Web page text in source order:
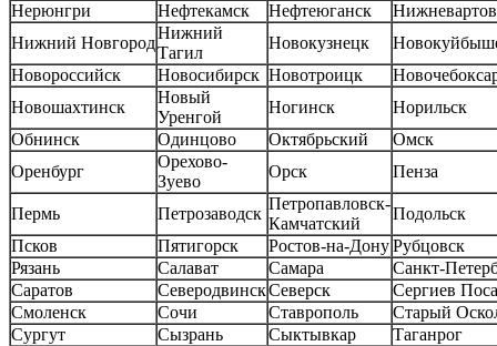
Нерюнгри
Нефтекамск Нефтеюганск
Нижний Новгород
Нижний
Тагил
Новокузнецк
Новороссийск
Новосибирск Новотроицк
Новошахтинск
Новый
Уренгой
Ногинск
Норильск
Обнинск
Одинцово Октябрьский
Омск
Оренбург
Орехово-
Зуево
Орск Пенза
Пермь Петрозаводск
Петропавловск-
Камчатский
Подольск
Псков
Пятигорск Ростов-на-ДонуРубцовск
Рязань
Салават Самара
Санкт-
Саратов
СеверодвинскСеверск
Сергиев
Смоленск
Сочи Ставрополь
Старый
Сургут
Сызрань Сыктывкар
Таганрог